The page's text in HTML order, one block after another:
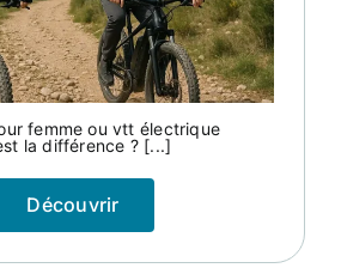
femme ou vtt électrique
la différence ? [...]
Découvrir